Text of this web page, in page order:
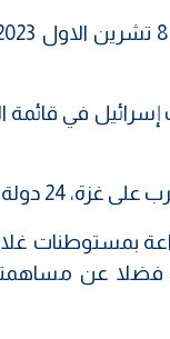
في قائمة
24 دولة.
بمستوطنات
فضلا عن